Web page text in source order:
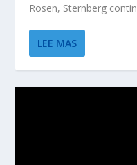
Rosen, Sternberg
LEE MAS